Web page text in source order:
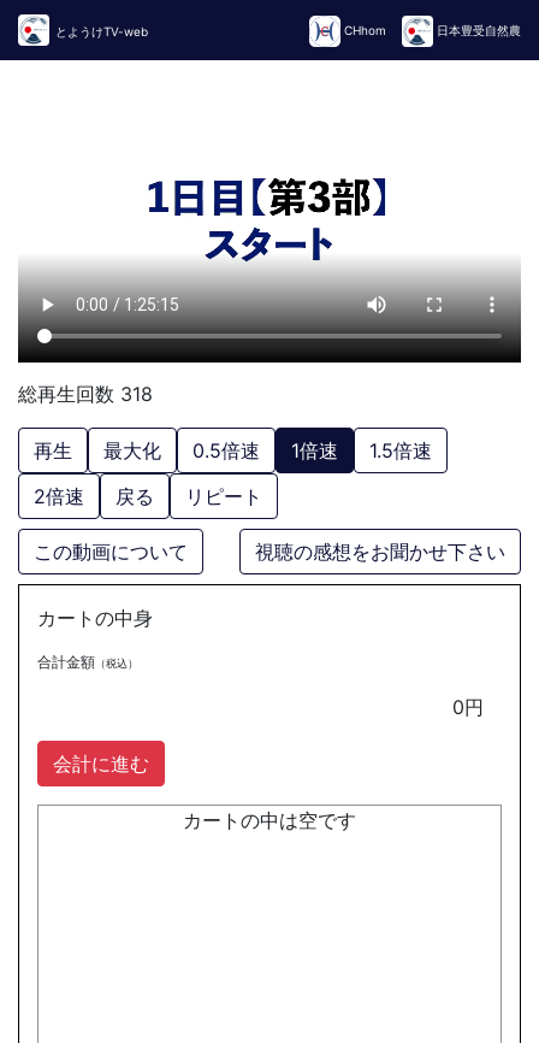
とようけTV-web CHhom 日本豊受自然農
総再生回数 318
再生 最大化 0.5倍速 1倍速
1.5倍速
2倍速
戻る リピート
この動画について 視聴の感想をお聞かせ下さい
カートの中身
合計金額 （税込）
0円
会計に進む
カートの中は空です